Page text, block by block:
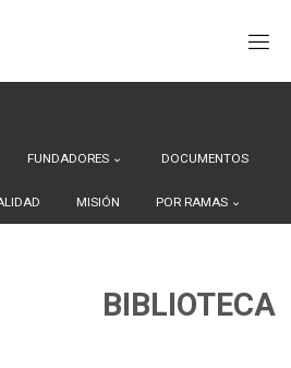
FUNDADORES DOCUMENTOS
MISIÓN POR RAMAS
BIBLIOTECA